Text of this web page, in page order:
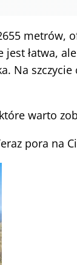
metrów,
łatwa,
Na szczycie
warto
pora na